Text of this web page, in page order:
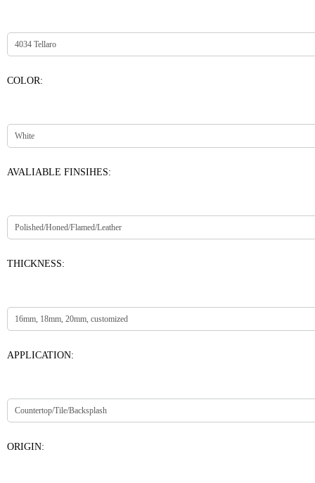
COLOR:
AVALIABLE FINSIHES:
THICKNESS:
APPLICATION:
ORIGIN: